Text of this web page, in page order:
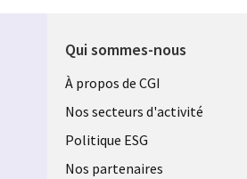
Qui sommes-nous
Useful
links
FRANCE
À propos de CGI
Nos secteurs d'activité
Politique ESG
Nos partenaires